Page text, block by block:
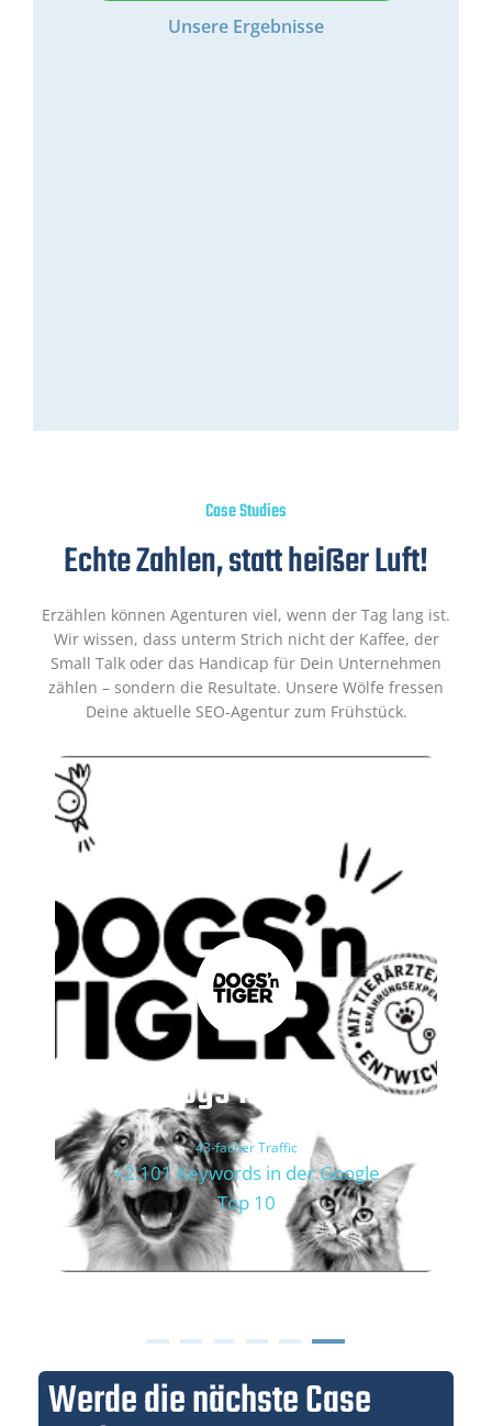
Unsere Ergebnisse
Case Studies
Echte Zahlen, statt heißer Luft!
Erzählen können Agenturen viel, wenn der Tag lang ist.
Wir wissen, dass unterm Strich nicht der Kaffee, der
Small Talk oder das Handicap für Dein Unternehmen
zählen – sondern die Resultate. Unsere Wölfe fressen
Deine aktuelle SEO-Agentur zum Frühstück.
Dogs’n Tiger
43-facher Traffic
+2.101 Keywords in der Google
Top 10
Werde die nächste Case